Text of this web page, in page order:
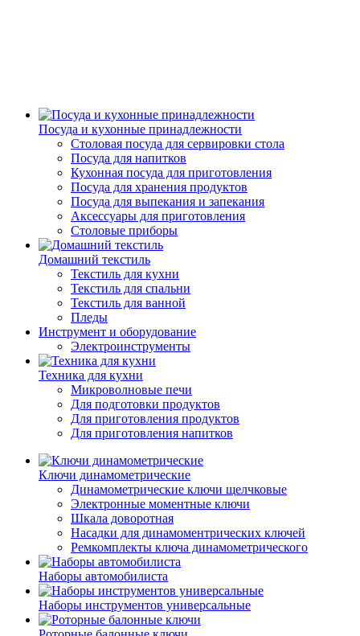
Посуда и кухонные принадлежности
Столовая посуда для сервировки стола
Посуда для напитков
Кухонная посуда для приготовления
Посуда для хранения продуктов
Посуда для выпекания и запекания
Аксессуары для приготовления
Столовые приборы
Домашний текстиль
Текстиль для кухни
Текстиль для спальни
Текстиль для ванной
Пледы
Инструмент и оборудование
Электроинструменты
Техника для кухни
Микроволновые печи
Для подготовки продуктов
Для приготовления продуктов
Для приготовления напитков
Ключи динамометрические
Динамометрические ключи щелчковые
Электронные моментные ключи
Шкала доворотная
Насадки для динамоментрических ключей
Ремкомплекты ключа динамометрического
Наборы автомобилиста
Наборы инструментов универсальные